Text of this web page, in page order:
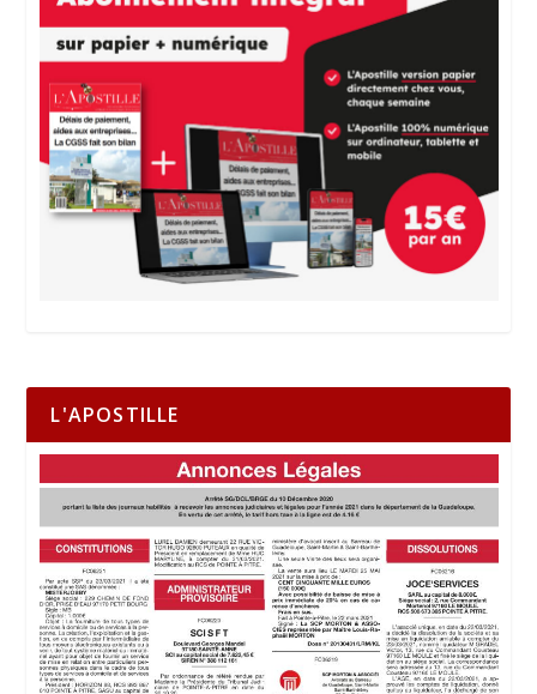
L'APOSTILLE